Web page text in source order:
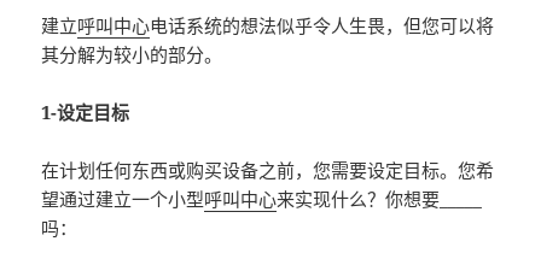
建立呼叫中心电话系统的想法似乎令人生畏，但您可以将
其分解为较小的部分。
1-设定目标
在计划任何东西或购买设备之前，您需要设定目标。您希
望通过建立一个小型呼叫中心来实现什么？你想要_____
吗：